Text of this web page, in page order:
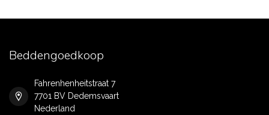
Beddengoedkoop
Fahrenhenheitstraat 7
7701 BV Dedemsvaart
Nederland